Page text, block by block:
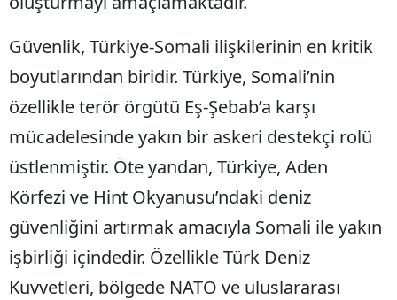
Güvenlik, Türkiye-Somali ilişkilerinin en kritik
boyutlarından biridir. Türkiye, Somali’nin
özellikle terör örgütü Eş-Şebab’a karşı
mücadelesinde yakın bir askeri destekçi rolü
üstlenmiştir. Öte yandan, Türkiye, Aden
Körfezi ve Hint Okyanusu’ndaki deniz
güvenliğini artırmak amacıyla Somali ile yakın
işbirliği içindedir. Özellikle Türk Deniz
Kuvvetleri, bölgede NATO ve uluslararası